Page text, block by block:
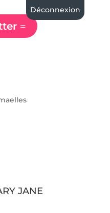
Déconnexion
JANE